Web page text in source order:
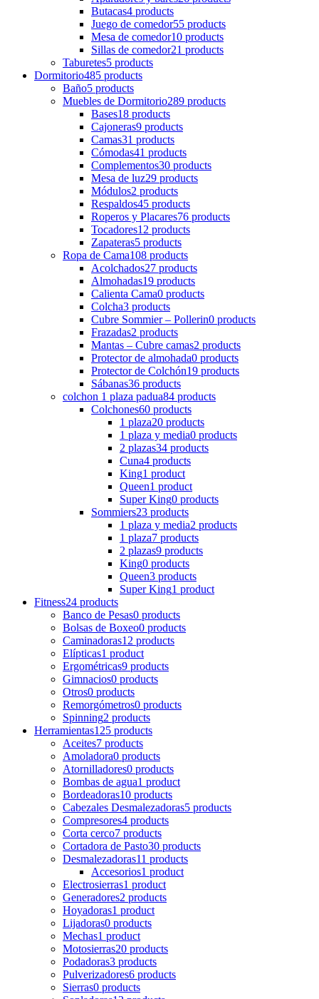
Butacas4 products
Juego de comedor55 products
Mesa de comedor10 products
Sillas de comedor21 products
Taburetes5 products
Dormitorio485 products
Baño5 products
Muebles de Dormitorio289 products
Bases18 products
Cajoneras9 products
Camas31 products
Cómodas41 products
Complementos30 products
Mesa de luz29 products
Módulos2 products
Respaldos45 products
Roperos y Placares76 products
Tocadores12 products
Zapateras5 products
Ropa de Cama108 products
Acolchados27 products
Almohadas19 products
Calienta Cama0 products
Colcha3 products
Cubre Sommier – Pollerin0 products
Frazadas2 products
Mantas – Cubre camas2 products
Protector de almohada0 products
Protector de Colchón19 products
Sábanas36 products
colchon 1 plaza padua84 products
Colchones60 products
1 plaza20 products
1 plaza y media0 products
2 plazas34 products
Cuna4 products
King1 product
Queen1 product
Super King0 products
Sommiers23 products
1 plaza y media2 products
1 plaza7 products
2 plazas9 products
King0 products
Queen3 products
Super King1 product
Fitness24 products
Banco de Pesas0 products
Bolsas de Boxeo0 products
Caminadoras12 products
Elípticas1 product
Ergométricas9 products
Gimnacios0 products
Otros0 products
Remorgómetros0 products
Spinning2 products
Herramientas125 products
Aceites7 products
Amoladora0 products
Atornilladores0 products
Bombas de agua1 product
Bordeadoras10 products
Cabezales Desmalezadoras5 products
Compresores4 products
Corta cerco7 products
Cortadora de Pasto30 products
Desmalezadoras11 products
Accesorios1 product
Electrosierras1 product
Generadores2 products
Hoyadoras1 product
Lijadoras0 products
Mechas1 product
Motosierras20 products
Podadoras3 products
Pulverizadores6 products
Sierras0 products